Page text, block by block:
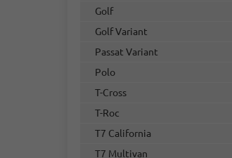
Golf
Golf Variant
Passat Variant
Polo
T-Cross
T-Roc
T7 California
T7 Multivan